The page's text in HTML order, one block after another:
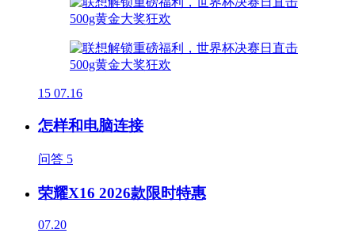
15 07.16
怎样和电脑连接
问答 5
荣耀X16 2026款限时特惠
07.20